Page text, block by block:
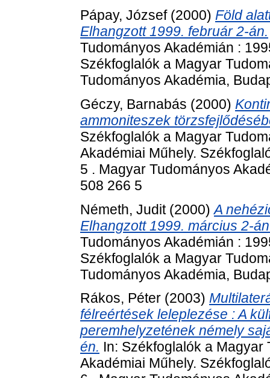
Pápay, József(2000) Föld
Elhangzott 1999. február 2-án.
Tudományos Akadémián :
Székfoglalók a Magyar
Tudományos Akadémia,
Géczy, Barnabás (2000)
ammoniteszek
Székfoglalók a Magyar
Akadémiai Műhely.
5 . Magyar Tudományos
508 266 5
Németh, Judit(2000)A
Elhangzott 1999. március 2-
Tudományos Akadémián :
Székfoglalók a Magyar
Tudományos Akadémia,
Rákos, Péter (2003)
félreértések leleplezése : A
peremhelyzetének némely
én. In: Székfoglalók a
Akadémiai Műhely.